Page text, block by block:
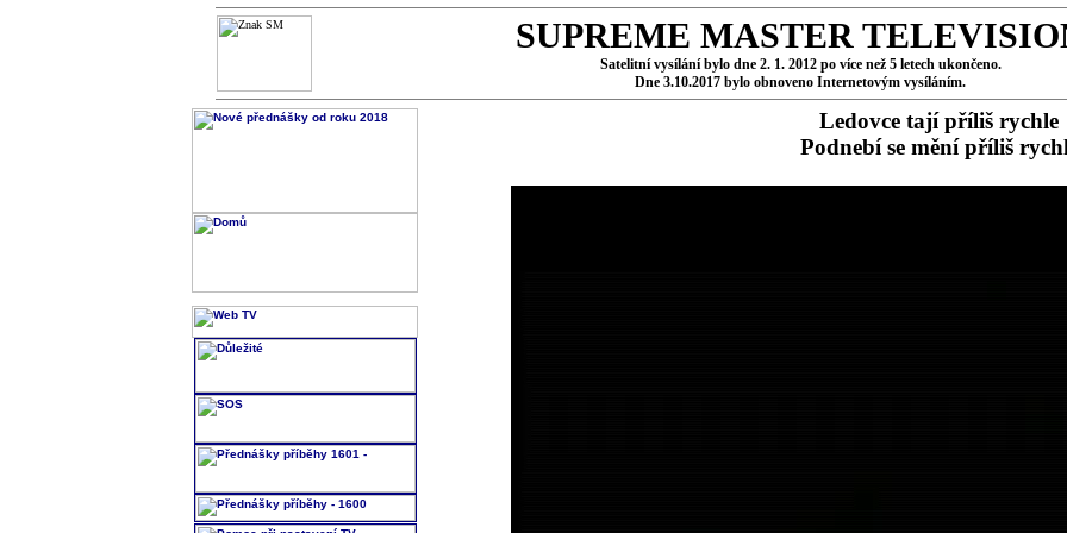
SUPREME MASTER
Satelitní vysílání bylo dne 2. 1. 2012 po více než 5 letech ukončeno.
Dne 3.10.2017 bylo obnoveno Internetovým vysíláním.
Ledovce tají příliš rychle
Podnebí se mění příliš